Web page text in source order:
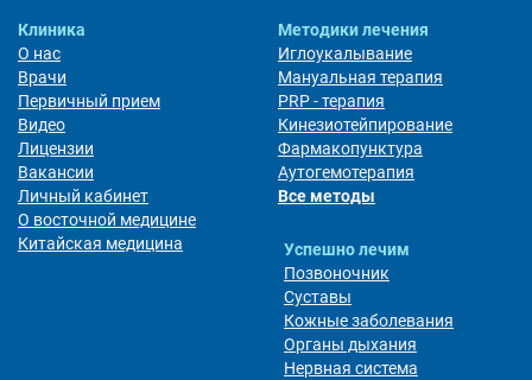
Клиника
О нас
Врачи
Первичный прием
Видео
Лицензии
Вакансии
Личный кабинет
О восточной медицине
Китайская медицина
Методики лечения
Иглоукалывание
Мануальная терапия
PRP - терапия
Кинезиотейпирование
Фармакопунктура
Аутогемотерапия
Все методы
Успешно лечим
Позвоночник
Суставы
Кожные заболевания
Органы дыхания
Нервная система